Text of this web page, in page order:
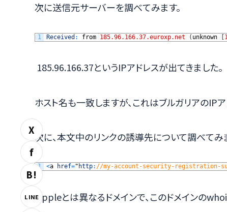
X
f
B!
LINE
次に送信元サーバーを調べてみます。
1 Received : from 185.96.166.37.euroxp.net ( unknown [
185.96.166.37というIPアドレスが出てきました。
ホスト名も一致しますが、これはブルガリアのIPア
次に、本文中のリンクの誘導先について調べてみ
1 <a href=" http: //my-account-security-registration-
Appleとは異なるドメインで、このドメインの